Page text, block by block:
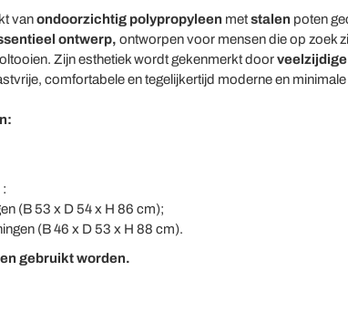
vanondoorzichtig polypropyleen metstalen poten
ontwerp, ontworpen voor mensen die op zoek
Zijn esthetiek wordt gekenmerkt door
comfortabele en tegelijkertijd moderne en
:
(B 53 x D 54 x H 86 cm);
(B 46 x D 53 x H 88 cm).
gebruikt worden.